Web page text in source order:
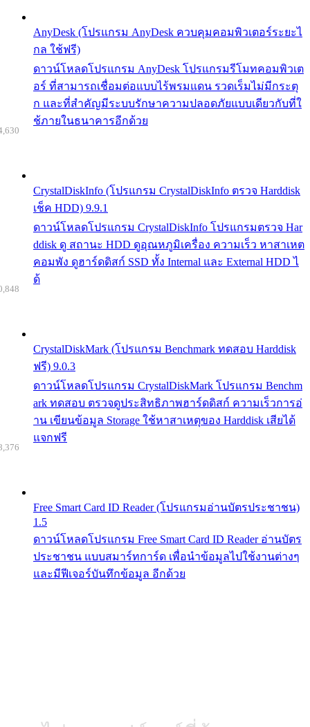
AnyDesk (โปรแกรม AnyDesk ควบคุมคอมพิวเตอร์ระยะไ
กล ใช้ฟรี)
ดาวน์โหลดโปรแกรม AnyDesk โปรแกรมรีโมทคอมพิวเต
อร์ ที่สามารถเชื่อมต่อแบบไร้พรมแดน รวดเร็มไม่มีกระตุ
ก และที่สำคัญมีระบบรักษาความปลอดภัยแบบเดียวกับที่ใ
ช้ภายในธนาคารอีกด้วย
CrystalDiskInfo (โปรแกรม CrystalDiskInfo ตรวจ Harddisk
เช็ค HDD) 9.9.1
ดาวน์โหลดโปรแกรม CrystalDiskInfo โปรแกรมตรวจ Har
ddisk ดู สถานะ HDD ดูอุณหภูมิเครื่อง ความเร็ว หาสาเหต
คอมพัง ดูฮาร์ดดิสก์ SSD ทั้ง Internal และ External HDD ไ
ด้
CrystalDiskMark (โปรแกรม Benchmark ทดสอบ Harddisk
ฟรี) 9.0.3
ดาวน์โหลดโปรแกรม CrystalDiskMark โปรแกรม Benchm
ark ทดสอบ ตรวจดูประสิทธิภาพฮาร์ดดิสก์ ความเร็วการอ่
าน เขียนข้อมูล Storage ใช้หาสาเหตุของ Harddisk เสียได้
แจกฟรี
Free Smart Card ID Reader (โปรแกรมอ่านบัตรประชาชน)
1.5
ดาวน์โหลดโปรแกรม Free Smart Card ID Reader อ่านบัตร
ประชาชน แบบสมาร์ทการ์ด เพื่อนำข้อมูลไปใช้งานต่างๆ
และมีฟีเจอร์บันทึกข้อมูล อีกด้วย